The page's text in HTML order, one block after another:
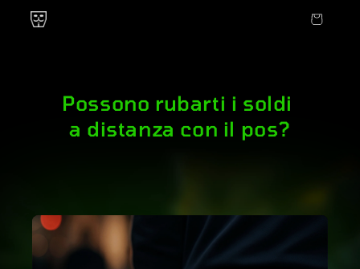
direttamente
ai contenuti
Carrello
Possono rubarti i soldi
a distanza con il pos?